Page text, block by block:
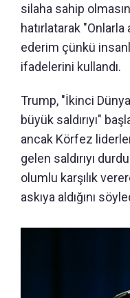
silaha sahip
hatırlatarak
ederim çünkü
ifadelerini kullandı.
Trump, "İkinci
büyük saldırıyı"
ancak Körfez
gelen saldırıyı
olumlu karşılık
askıya aldığını